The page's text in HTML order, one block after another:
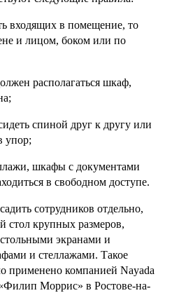
входящих в помещение, то
и лицом, боком или по
располагаться шкаф,
спиной друг к другу или
упор;
шкафы с документами
в свободном доступе.
сотрудников отдельно,
стол крупных размеров,
экранами и
и стеллажами. Такое
применено компанией Nayada
Моррис» в Ростове-на-